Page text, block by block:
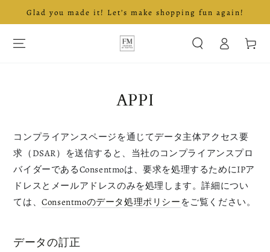
SKIP TO CONTENT
Glad you made it! Let’s make shopping fun again!
in
Cart
APPI
コンプライアンスページを通じてデータ主体アクセス要
求（DSAR）を送信すると、当社のコンプライアンスプロ
バイダーであるConsentmoは、要求を処理するためにIPア
ドレスとメールアドレスのみを処理します。詳細につい
ては、Consentmoのデータ処理ポリシー をご覧ください。
データの訂正